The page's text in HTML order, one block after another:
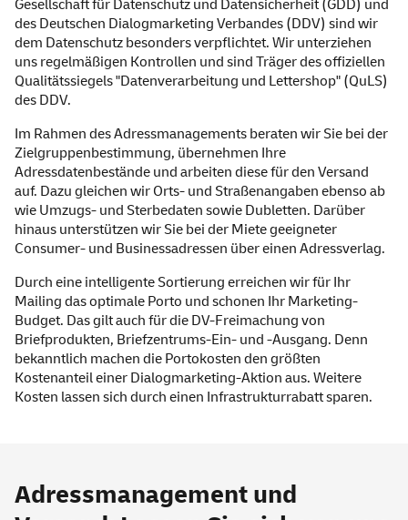
Gesellschaft für Datenschutz und Datensicherheit (GDD) und
des Deutschen Dialogmarketing Verbandes (DDV) sind wir
dem Datenschutz besonders verpflichtet. Wir unterziehen
uns regelmäßigen Kontrollen und sind Träger des offiziellen
Qualitätssiegels "Datenverarbeitung und Lettershop" (QuLS)
des DDV.
Im Rahmen des Adressmanagements beraten wir Sie bei der
Zielgruppenbestimmung, übernehmen Ihre
Adressdatenbestände und arbeiten diese für den Versand
auf. Dazu gleichen wir Orts- und Straßenangaben ebenso ab
wie Umzugs- und Sterbedaten sowie Dubletten. Darüber
hinaus unterstützen wir Sie bei der Miete geeigneter
Consumer- und Businessadressen über einen Adressverlag.
Durch eine intelligente Sortierung erreichen wir für Ihr
Mailing das optimale Porto und schonen Ihr Marketing-
Budget. Das gilt auch für die DV-Freimachung von
Briefprodukten, Briefzentrums-Ein- und -Ausgang. Denn
bekanntlich machen die Portokosten den größten
Kostenanteil einer Dialogmarketing-Aktion aus. Weitere
Kosten lassen sich durch einen Infrastrukturrabatt sparen.
Adressmanagement und